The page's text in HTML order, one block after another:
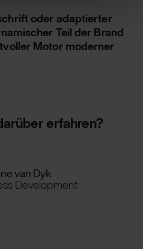
oder adaptierter
Teil der Brand
Motor moderner
erfahren?
van Dyk
Development